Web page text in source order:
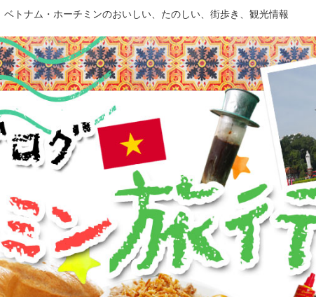
ベトナム・ホーチミンのおいしい、たのしい、街歩き、観光情報